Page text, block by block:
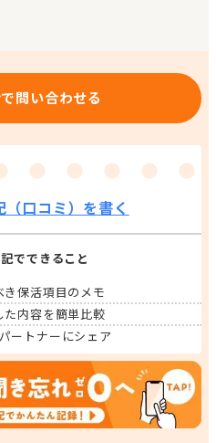
問い合わせる
（口コミ）を書く
でできること
き保活項目のメモ
た内容を簡単比較
ートナーにシェア